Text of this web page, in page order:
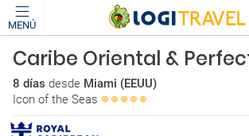
MENÚ
Caribe Oriental &
8 días desde Miami (EEUU)
Icon of the Seas